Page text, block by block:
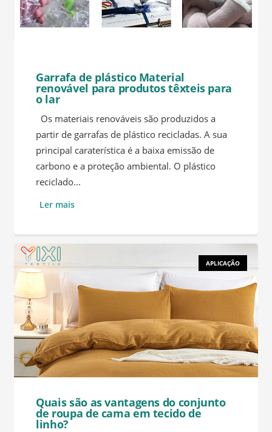
Garrafa de plástico Material
renovável para produtos têxteis para
o lar
Os materiais renováveis são produzidos a
partir de garrafas de plástico recicladas. A sua
principal caraterística é a baixa emissão de
carbono e a proteção ambiental. O plástico
reciclado...
Ler mais
APLICAÇÃO
Quais são as vantagens do conjunto
de roupa de cama em tecido de
linho?